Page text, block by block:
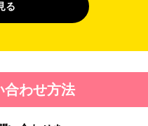
が予定される場合の事項
ズ広告配信および効果測定・
同意時）メールアドレス等の
る
合わせ方法